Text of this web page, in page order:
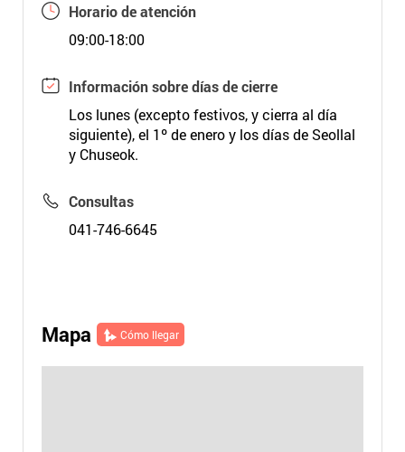
Horario de atención
09:00-18:00
Información sobre días de cierre
Los lunes (excepto festivos, y cierra al día
siguiente), el 1º de enero y los días de Seollal
y Chuseok.
Consultas
041-746-6645
Mapa Cómo llegar